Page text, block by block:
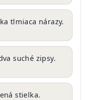
tlmiaca nárazy.
suché zipsy.
stielka.